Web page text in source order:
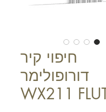
חיפוי קיר
דורופולימר
WX211